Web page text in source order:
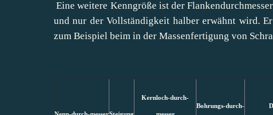
Eine weitere Kenngröße ist der
und nur der Vollständigkeit halber erwähnt wird.
zum Beispiel beim in der Massenfertigung von
Kernloch-durch-
Bohrungs-durch-